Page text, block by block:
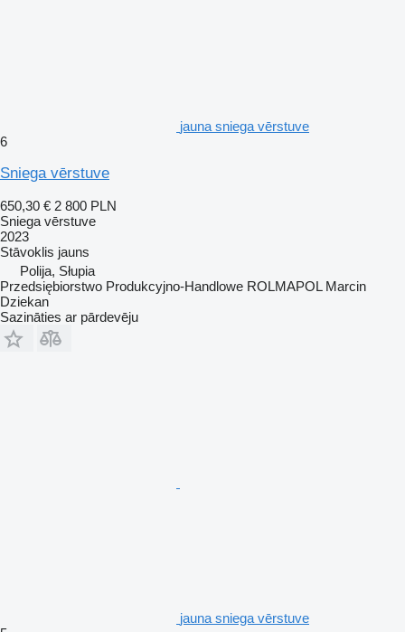
jauna sniega vērstuve
6
Sniega vērstuve
650,30 € 2 800 PLN
Sniega vērstuve
2023
Stāvoklis jauns
Polija, Słupia
Przedsiębiorstwo Produkcyjno-Handlowe ROLMAPOL Marcin
Dziekan
Sazināties ar pārdevēju
jauna sniega vērstuve